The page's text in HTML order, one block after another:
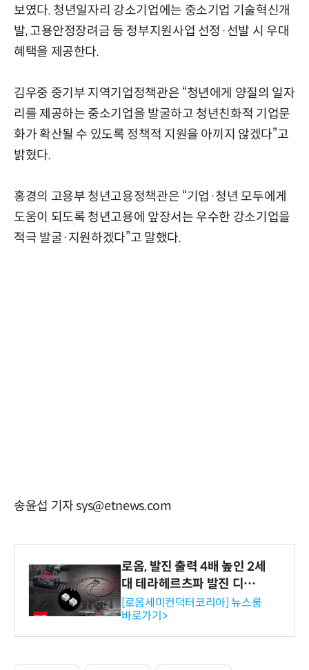
보였다. 청년일자리 강소기업에는 중소기업 기술혁신개
발, 고용안정장려금 등 정부지원사업 선정·선발 시 우대
혜택을 제공한다.
김우중 중기부 지역기업정책관은 “청년에게 양질의 일자
리를 제공하는 중소기업을 발굴하고 청년친화적 기업문
화가 확산될 수 있도록 정책적 지원을 아끼지 않겠다”고
밝혔다.
홍경의 고용부 청년고용정책관은 “기업·청년 모두에게
도움이 되도록 청년고용에 앞장서는 우수한 강소기업을
적극 발굴·지원하겠다”고 말했다.
송윤섭 기자 sys@etnews.com
로옴, 발진 출력 4배 높인 2세
대 테라헤르츠파 발진 디바이
스 개발
[로옴세미컨덕터코리아] 뉴스룸
바로가기>